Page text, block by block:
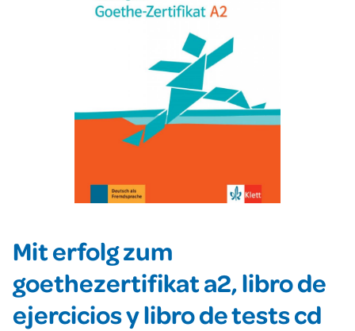
Mit erfolg zum
goethezertifikat a2, libro de
ejercicios y libro de tests cd